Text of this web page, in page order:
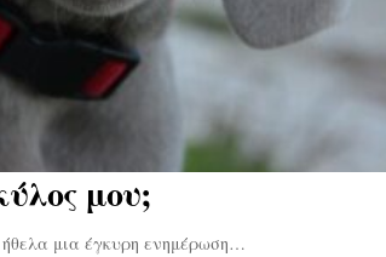
μου;
μια έγκυρη ενημέρωση…